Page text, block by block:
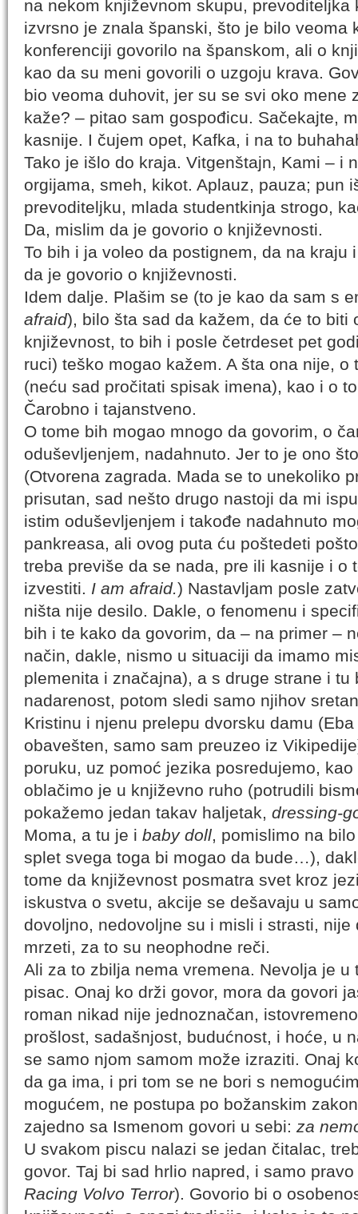
na nekom književnom skupu,
izvrsno je znala španski, što je bilo veoma
konferenciji govorilo na španskom, ali o
kao da su meni govorili o uzgoju krava.
bio veoma duhovit, jer su se svi oko mene
kaže? – pitao sam gospođicu. Sačekajte,
kasnije. I čujem opet, Kafka, i na to
Tako je išlo do kraja. Vitgenštajn, Kami – i
orgijama, smeh, kikot. Aplauz, pauza; pun
prevoditeljku, mlada studentkinja strogo,
Da, mislim da je govorio o književnosti.
To bih i ja voleo da postignem, da na kraju
da je govorio o književnosti.
Idem dalje. Plašim se (to je kao da sam s
afraid), bilo šta sad da kažem, da će to biti
književnost, to bih i posle četrdeset pet
ruci) teško mogao kažem. A šta ona nije,
(neću sad pročitati spisak imena), kao i o
Čarobno i tajanstveno.
O tome bih mogao mnogo da govorim, o
oduševljenjem, nadahnuto. Jer to je ono
(Otvorena zagrada. Mada se to unekoliko
prisutan, sad nešto drugo nastoji da mi
istim oduševljenjem i takođe nadahnuto
pankreasa, ali ovog puta ću poštedeti
treba previše da se nada, pre ili kasnije i o
izvestiti. I am afraid.) Nastavljam posle
ništa nije desilo. Dakle, o fenomenu i
bih i te kako da govorim, da – na primer –
način, dakle, nismo u situaciji da imamo
plemenita i značajna), a s druge strane i tu
nadarenost, potom sledi samo njihov
Kristinu i njenu prelepu dvorsku damu
obavešten, samo sam preuzeo iz
poruku, uz pomoć jezika posredujemo,
oblačimo je u književno ruho (potrudili
pokažemo jedan takav haljetak, dressing-
Moma, a tu je i baby doll, pomislimo na
splet svega toga bi mogao da bude…),
tome da književnost posmatra svet kroz
iskustva o svetu, akcije se dešavaju u
dovoljno, nedovoljne su i misli i strasti, nije
mrzeti, za to su neophodne reči.
Ali za to zbilja nema vremena. Nevolja je u
pisac. Onaj ko drži govor, mora da govori
roman nikad nije jednoznačan,
prošlost, sadašnjost, budućnost, i hoće, u
se samo njom samom može izraziti. Onaj
da ga ima, i pri tom se ne bori s
mogućem, ne postupa po božanskim
zajedno sa Ismenom govori u sebi: za
U svakom piscu nalazi se jedan čitalac,
govor. Taj bi sad hrlio napred, i samo
Racing Volvo Terror). Govorio bi o